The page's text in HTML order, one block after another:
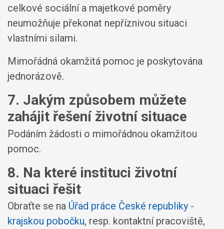
celkové sociální a majetkové poměry
neumožňuje překonat nepříznivou situaci
vlastními silami.
Mimořádná okamžitá pomoc je poskytována
jednorázově.
7. Jakým způsobem můžete
zahájit řešení životní situace
Podáním žádosti o mimořádnou okamžitou
pomoc.
8. Na které instituci životní
situaci řešit
Obraťte se na Úřad práce České republiky -
krajskou pobočku, resp. kontaktní pracoviště,